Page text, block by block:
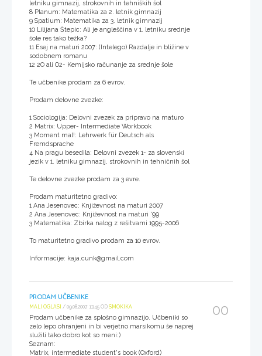
letniku gimnazij, strokovnih in tehniških šol
8 Planum: Matematika za 2. letnik gimnazij
9 Spatium: Matematika za 3. letnik gimnazij
10 Lilijana Štepic: Ali je angleščina v 1. letniku srednje
šole res tako težka?
11 Esej na maturi 2007: (Intelego) Razdalje in bližine v
sodobnem romanu
12 2O ali O2- Kemijsko računanje za srednje šole
Te učbenike prodam za 6 evrov.
Prodam delovne zvezke:
1 Sociologija: Delovni zvezek za pripravo na maturo
2 Matrix: Upper- Intermediate Workbook
3 Moment mal!: Lehrwerk für Deutsch als
Fremdsprache
4 Na pragu besedila: Delovni zvezek 1- za slovenski
jezik v 1. letniku gimnazij, strokovnih in tehničnih šol
Te delovne zvezke prodam za 3 evre.
Prodam maturitetno gradivo:
1 Ana Jesenovec: Književnost na maturi 2007
2 Ana Jesenovec: Književnost na maturi '99
3 Matematika: Zbirka nalog z rešitvami 1995-2006
To maturitetno gradivo prodam za 10 evrov.
Informacije: kaja.cunk@gmail.com
PRODAM UČBENIKE
MALI OGLASI / 09.08.2007, 13:45 OD SMOKIKA
Prodam učbenike za splošno gimnazijo. Učbeniki so
zelo lepo ohranjeni in bi verjetno marsikomu še naprej
služili tako dobro kot so meni:)
Seznam:
Matrix, intermediate student's book (Oxford)
00